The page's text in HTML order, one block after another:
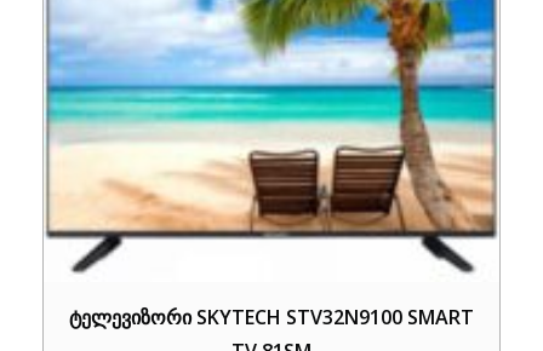
ტელევიზორი SKYTECH STV32N9100 SMART